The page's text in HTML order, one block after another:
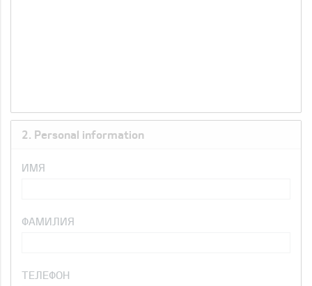
2. Personal information
ИМЯ
ФАМИЛИЯ
ТЕЛЕФОН